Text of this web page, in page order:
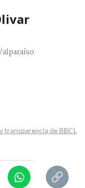
transparencia de BBCL